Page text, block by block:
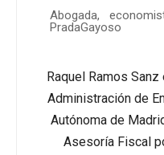
Abogada,
PradaGayoso
Raquel Ramos
Administración de
Autónoma de
Asesoría Fiscal